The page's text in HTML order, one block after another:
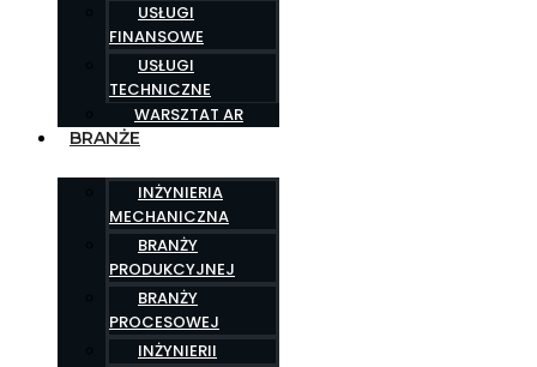
USŁUGI
FINANSOWE
USŁUGI
TECHNICZNE
WARSZTAT AR
BRANŻE
INŻYNIERIA
MECHANICZNA
BRANŻY
PRODUKCYJNEJ
BRANŻY
PROCESOWEJ
INŻYNIERII